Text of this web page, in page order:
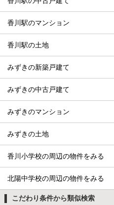
香川駅のマンション
香川駅の土地
みずきの新築戸建て
みずきの中古戸建て
みずきのマンション
みずきの土地
香川小学校の周辺の物件をみる
北陽中学校の周辺の物件をみる
こだわり条件から類似検索